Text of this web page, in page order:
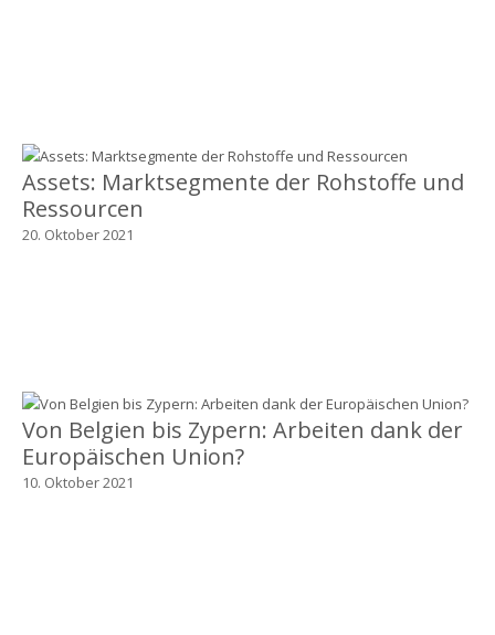
Assets: Marktsegmente der Rohstoffe und
Ressourcen
20. Oktober 2021
Von Belgien bis Zypern: Arbeiten dank der
Europäischen Union?
10. Oktober 2021